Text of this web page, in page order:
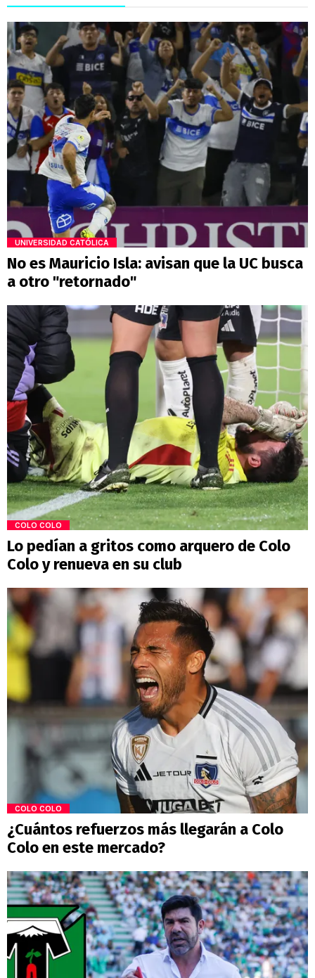
UNIVERSIDAD CATÓLICA
No es Mauricio Isla: avisan que la UC busca
a otro "retornado"
COLO COLO
Lo pedían a gritos como arquero de Colo
Colo y renueva en su club
COLO COLO
¿Cuántos refuerzos más llegarán a Colo
Colo en este mercado?